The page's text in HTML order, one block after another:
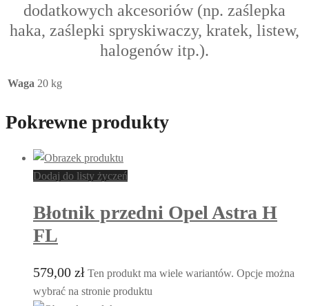
dodatkowych akcesoriów (np. zaślepka
haka, zaślepki spryskiwaczy, kratek, listew,
halogenów itp.).
Waga 20 kg
Pokrewne produkty
Dodaj do listy życzeń
Błotnik przedni Opel Astra H
FL
579,00 zł Ten produkt ma wiele wariantów. Opcje można
wybrać na stronie produktu